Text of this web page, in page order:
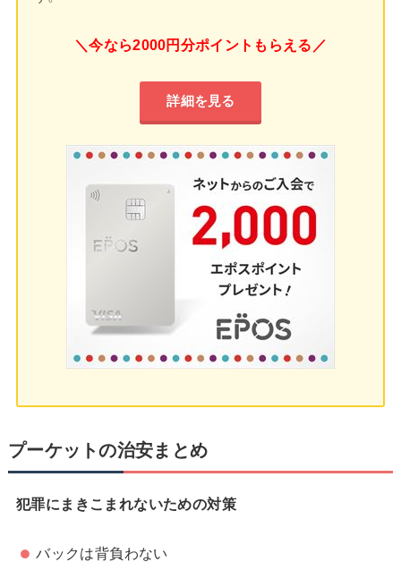
＼今なら2000円分ポイントもらえる／
詳細を見る
プーケットの治安まとめ
犯罪にまきこまれないための対策
バックは背負わない